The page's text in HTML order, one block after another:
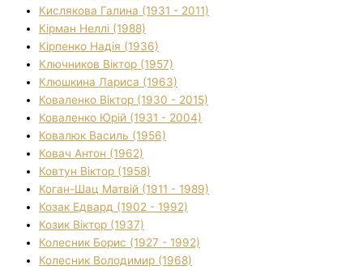
Кислякова Галина (1931 - 2011)
Кірман Неллі (1988)
Кірпенко Надія (1936)
Ключников Віктор (1957)
Клюшкина Лариса (1963)
Коваленко Віктор (1930 - 2015)
Коваленко Юрій (1931 - 2004)
Ковалюк Василь (1956)
Ковач Антон (1962)
Ковтун Віктор (1958)
Коган-Шац Матвій (1911 - 1989)
Козак Едвард (1902 - 1992)
Козик Віктор (1937)
Колесник Борис (1927 - 1992)
Колесник Володимир (1968)